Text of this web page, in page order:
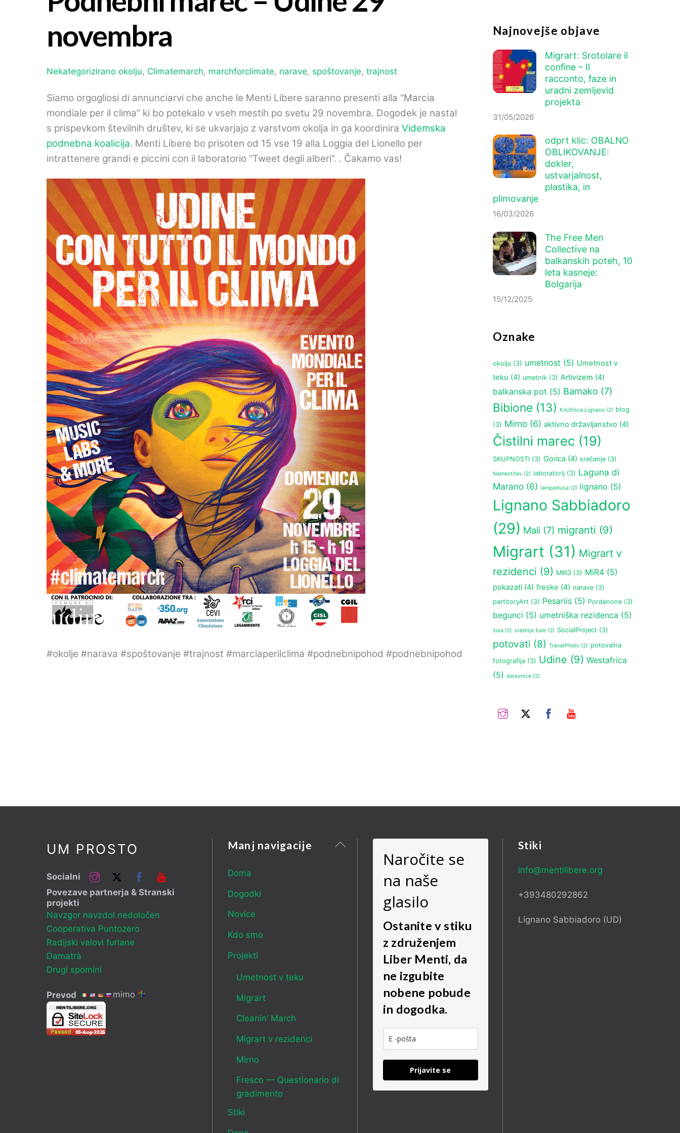
novembra
Nekategorizirano okolju, Climatemarch, marchforclimate, narave, spoštovanje, trajnost
Siamo orgogliosi di annunciarvi che anche le Menti Libere saranno presenti alla “Marcia
mondiale per il clima” ki bo potekalo v vseh mestih po svetu 29 novembra. Dogodek je nastal
s prispevkom številnih društev, ki se ukvarjajo z varstvom okolja in ga koordinira Videmska
podnebna koalicija. Menti Libere bo prisoten od 15 vse 19 alla Loggia del Lionello per
intrattenere grandi e piccini con il laboratorio “Tweet degli alberi”. . Čakamo vas!
#okolje #narava #spoštovanje #trajnost #marciaperilclima #podnebnipohod #podnebnipohod
Najnovejše objave
Migrart: Srotolare il
confine – Il
racconto, faze in
uradni zemljevid
projekta
31/05/2026
odprt klic: OBALNO
OBLIKOVANJE:
dokler,
ustvarjalnost,
plastika, in
plimovanje
16/03/2026
The Free Men
Collective na
balkanskih poteh, 10
leta kasneje:
Bolgarija
15/12/2025
Oznake
okolju(3) umetnost (5) Umetnost v
teku (4) umetnik(3) Artivizem (4)
balkanska pot (5) Bamako (7)
Bibione (13) Knjižnica Lignano(2) blog
(3) Mirno(6) aktivno državljanstvo (4)
Čistilni marec (19)
SKUPNOSTI(3) Gorica(4) srečanje(3)
Namestitev(2) laboratorij(3) Laguna di
Marano(6) lampedusa(2) lignano (5)
Lignano Sabbiadoro
(29) Mali(7) migranti (9)
Migrart (31) Migrart v
rezidenci (9) MIR3(3) MiR4(5)
pokazati(4) freske (4) narave(3)
partitoryArt (3) Pesariis(5) Pordenone(3)
begunci (5) umetniška rezidenca (5)
šola(2) srednje šole(2) SocialProject (3)
potovati (8) TravelPhoto(2) potovalna
fotografija(3) Udine (9) Westafrica
(5) delavnice(2)
InstagramTwitter Facebook
Nazaj
UM PROSTO
Socialni
InstagramTwitter Facebook
Povezave partnerja & Stranski
projekti
Navzgor navzdol nedoločen
Cooperativa Puntozero
Radijski valovi furlane
Damatrà
Drugi spomini
Prevod mimo
Manj navigacije
Doma
Dogodki
Novice
Kdo smo
Projekti
Umetnost v teku
Migrart
Cleanin’ March
Migrart v rezidenci
Mirno
Fresco — Questionario di
gradimento
Stiki
Naročite se
na naše
glasilo
Ostanite v stiku
z združenjem
Liber Menti, da
ne izgubite
nobene pobude
in dogodka.
Prijavite se
Stiki
info@mentilibere.org
+393480292862
Lignano Sabbiadoro (UD)